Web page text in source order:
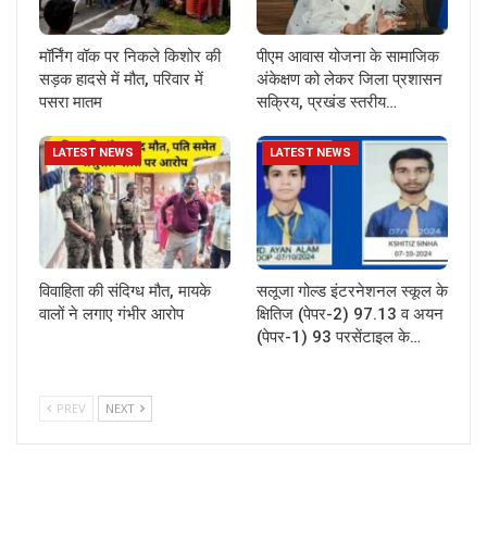
मॉर्निंग वॉक पर निकले किशोर की
सड़क हादसे में मौत, परिवार में
पसरा मातम
पीएम आवास योजना के सामाजिक
अंकेक्षण को लेकर जिला प्रशासन
सक्रिय, प्रखंड स्तरीय…
LATEST NEWS
विवाहिता की संदिग्ध मौत, मायके
वालों ने लगाए गंभीर आरोप
LATEST NEWS
सलूजा गोल्ड इंटरनेशनल स्कूल के
क्षितिज (पेपर-2) 97.13 व अयन
(पेपर-1) 93 परसेंटाइल के…
PREV NEXT